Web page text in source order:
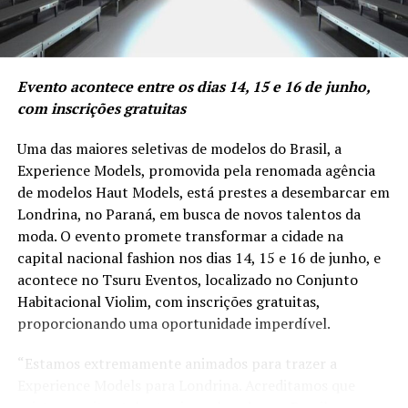
como os Millennials e a Geração Z. Estes grupos
demográficos priorizam experiências sobre a posse de
produtos que respeitam princípios de sustentabilidade e
responsabilidade social, conforme observado em um
A influência das redes sociais é outro fator que molda o
comportamento de consumo, particularmente entre os
jovens. O estudo pontua ainda que plataformas como
Instagram, TikTok e YouTube são utilizadas como
vitrines para produtos e experiências, exercendo grande
impacto sobre as decisões de compra dessa faixa etária.
Além disso, os consumidores estão cada vez mais
inclinados a optar por presentes que oferecem
comunidade local, valorizando práticas de produção
Evento acontece entre os dias 14, 15 e 16 de junho,
com inscrições gratuitas
Uma das maiores seletivas de modelos do Brasil, a
Experience Models, promovida pela renomada agência
de modelos Haut Models, está prestes a desembarcar em
Londrina, no Paraná, em busca de novos talentos da
moda. O evento promete transformar a cidade na
capital nacional fashion nos dias 14, 15 e 16 de junho, e
acontece no Tsuru Eventos, localizado no Conjunto
Habitacional Violim, com inscrições gratuitas,
proporcionando uma oportunidade imperdível.
“Estamos extremamente animados para trazer a